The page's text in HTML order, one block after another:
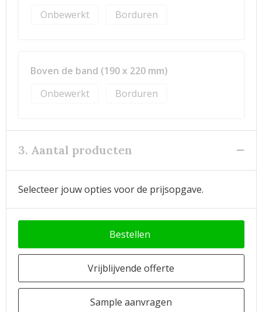
Onbewerkt
Borduren
Boven de band (190 x 220 mm)
Onbewerkt
Borduren
3. Aantal producten
Selecteer jouw opties voor de prijsopgave.
Bestellen
Vrijblijvende offerte
Sample aanvragen